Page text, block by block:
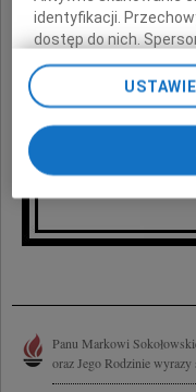
Panu Markowi
oraz Jego Rodzinie
identyfikacji.
dostęp do nich.
reklam i treści, badnie
Lista Zaufanych